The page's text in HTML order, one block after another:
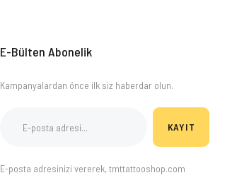
E-Bülten Abonelik
Kampanyalardan önce ilk siz haberdar olun.
KAYIT
E-posta adresinizi vererek, tmttattooshop.com